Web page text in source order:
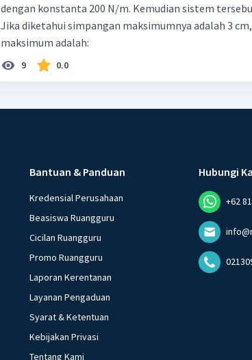
dengan konstanta 200 N/m. Kemudian sistem
Jika diketahui simpangan maksimumnya adalah 3
maksimum adalah:
9 0.0
Bantuan & Panduan
Kredensial Perusahaan
Beasiswa Ruangguru
Cicilan Ruangguru
Promo Ruangguru
Laporan Kerentanan
Layanan Pengaduan
Syarat & Ketentuan
Kebijakan Privasi
Tentang Kami
Hubungi
+62